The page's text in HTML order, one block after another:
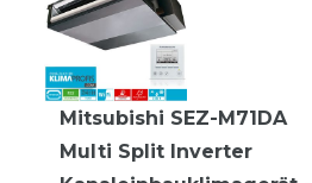
Mitsubishi SEZ-M71DA
Multi Split Inverter